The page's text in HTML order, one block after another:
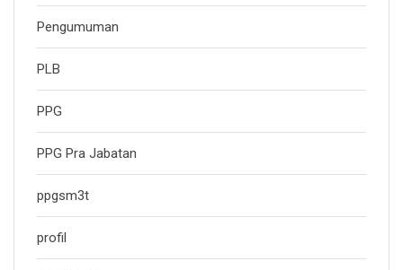
Pengumuman
PLB
PPG
PPG Pra Jabatan
ppgsm3t
profil